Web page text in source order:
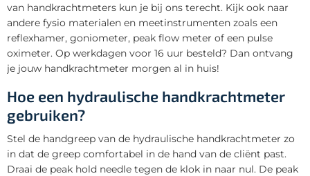
van handkrachtmeters kun je bij ons terecht. Kijk ook naar
andere fysio materialen en meetinstrumenten zoals een
reflexhamer, goniometer, peak flow meter of een pulse
oximeter. Op werkdagen voor 16 uur besteld? Dan ontvang
je jouw handkrachtmeter morgen al in huis!
Hoe een hydraulische handkrachtmeter
gebruiken?
Stel de handgreep van de hydraulische handkrachtmeter zo
in dat de greep comfortabel in de hand van de cliënt past.
Draai de peak hold needle tegen de klok in naar nul. De peak